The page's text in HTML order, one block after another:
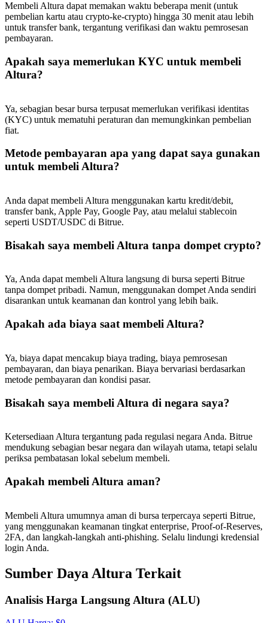
Deposit CASHCAT & Win
Register & Trade to Win 500,000 USDT
Precious Metals Trading Carnival
USDT New User Exclusive 10% APR
USDT Flexible Staking | Daily Rewards
New Listing Futures Fest
Trade New Futures, Win 200,000 USDT
77,777+3k Rewards
Lebih Banyak Acara
Membeli Altura dapat memakan waktu beberapa menit (untuk
pembelian kartu atau crypto-ke-crypto) hingga 30 menit atau lebih
untuk transfer bank, tergantung verifikasi dan waktu pemrosesan
pembayaran.
Apakah saya memerlukan KYC untuk membeli
Altura?
Ya, sebagian besar bursa terpusat memerlukan verifikasi identitas
(KYC) untuk mematuhi peraturan dan memungkinkan pembelian
fiat.
Metode pembayaran apa yang dapat saya gunakan
untuk membeli Altura?
Anda dapat membeli Altura menggunakan kartu kredit/debit,
transfer bank, Apple Pay, Google Pay, atau melalui stablecoin
seperti USDT/USDC di Bitrue.
Bisakah saya membeli Altura tanpa dompet crypto?
Ya, Anda dapat membeli Altura langsung di bursa seperti Bitrue
tanpa dompet pribadi. Namun, menggunakan dompet Anda sendiri
disarankan untuk keamanan dan kontrol yang lebih baik.
Apakah ada biaya saat membeli Altura?
Ya, biaya dapat mencakup biaya trading, biaya pemrosesan
pembayaran, dan biaya penarikan. Biaya bervariasi berdasarkan
metode pembayaran dan kondisi pasar.
Bisakah saya membeli Altura di negara saya?
Ketersediaan Altura tergantung pada regulasi negara Anda. Bitrue
mendukung sebagian besar negara dan wilayah utama, tetapi selalu
periksa pembatasan lokal sebelum membeli.
Apakah membeli Altura aman?
Membeli Altura umumnya aman di bursa terpercaya seperti Bitrue,
yang menggunakan keamanan tingkat enterprise, Proof-of-Reserves,
2FA, dan langkah-langkah anti-phishing. Selalu lindungi kredensial
login Anda.
Sumber Daya Altura Terkait
Analisis Harga Langsung Altura (ALU)